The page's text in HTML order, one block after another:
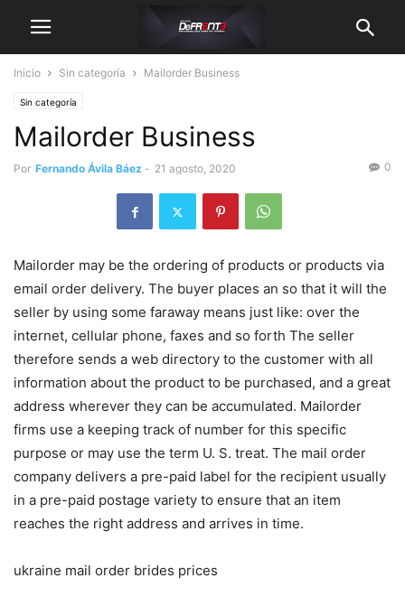
Inicio Sin categoría Mailorder Business
Sin categoría
Mailorder Business
Por Fernando Ávila Báez - 21 agosto, 2020 0
Mailorder may be the ordering of products or products via
email order delivery. The buyer places an so that it will the
seller by using some faraway means just like: over the
internet, cellular phone, faxes and so forth The seller
therefore sends a web directory to the customer with all
information about the product to be purchased, and a great
address wherever they can be accumulated. Mailorder
firms use a keeping track of number for this specific
purpose or may use the term U. S. treat. The mail order
company delivers a pre-paid label for the recipient usually
in a pre-paid postage variety to ensure that an item
reaches the right address and arrives in time.
ukraine mail order brides prices